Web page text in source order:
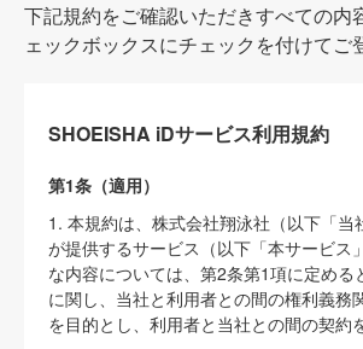
下記規約をご確認いただきすべての内
ェックボックスにチェックを付けてご
SHOEISHA iDサービス利用規約
第1条（適用）
1. 本規約は、株式会社翔泳社（以下「当
が提供するサービス（以下「本サービス
な内容については、第2条第1項に定める
に関し、当社と利用者との間の権利義務
を目的とし、利用者と当社との間の契約